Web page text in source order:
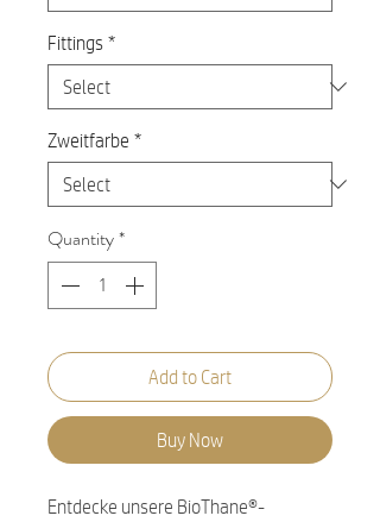
Fittings *
Zweitfarbe *
Quantity*
Add to Cart
Buy Now
Entdecke unsere BioThane®-